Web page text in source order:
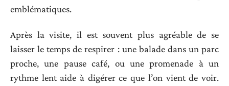
emblématiques.
Après la visite, il est souvent plus agréable de se
laisser le temps de respirer : une balade dans un parc
proche, une pause café, ou une promenade à un
rythme lent aide à digérer ce que l’on vient de voir.